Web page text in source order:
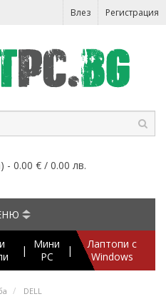
Влез Регистрация
- 0.00 € / 0.00 лв.
|
Мини
PC
|
Лаптопи с
Windows
DELL